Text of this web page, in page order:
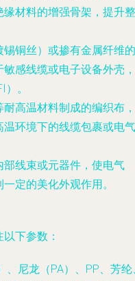
材料的增强骨架，提升整
锡铜丝）或掺有金属纤维的
感线缆或电子设备外壳，
。
耐高温材料制成的编织布，
环境下的线缆包裹或电气
部线束或元器件，使电气
定的美化外观作用。
下参数：
、尼龙（PA）、PP、芳纶